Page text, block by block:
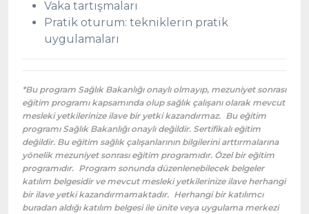
Vaka tartışmaları
Pratik oturum: tekniklerin pratik
uygulamaları
*Bu program Sağlık Bakanlığı onaylı olmayıp, mezuniyet sonrası
eğitim programı kapsamında olup sağlık çalışanı olarak mevcut
mesleki yetkilerinize ilave bir yetki kazandırmaz. Bu eğitim
programı Sağlık Bakanlığı onaylı değildir. Sertifikalı eğitim
değildir. Bu eğitim sağlık çalışanlarının bilgilerini arttırmalarına
yönelik mezuniyet sonrası eğitim programıdır. Özel bir eğitim
programıdır. Program sonunda düzenlenebilecek belgeler
katılım belgesidir ve mevcut mesleki yetkilerinize ilave herhangi
bir ilave yetki kazandırmamaktadır. Herhangi bir katılımcı
buradan aldığı katılım belgesi ile ünite veya uygulama merkezi